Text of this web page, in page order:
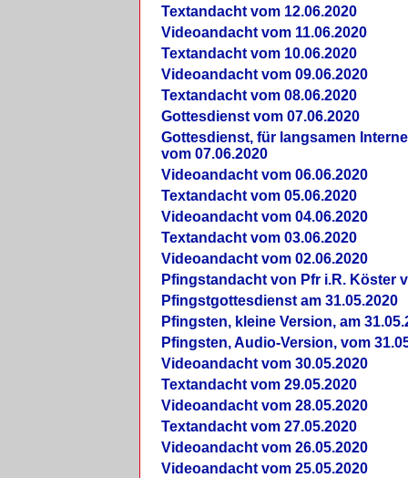
Textandacht vom 12.06.2020
Videoandacht vom 11.06.2020
Textandacht vom 10.06.2020
Videoandacht vom 09.06.2020
Textandacht vom 08.06.2020
Gottesdienst vom 07.06.2020
Gottesdienst, für langsamen
vom 07.06.2020
Videoandacht vom 06.06.2020
Textandacht vom 05.06.2020
Videoandacht vom 04.06.2020
Textandacht vom 03.06.2020
Videoandacht vom 02.06.2020
Pfingstandacht von Pfr i.R. Köster
Pfingstgottesdienst am 31.05.2020
Pfingsten, kleine Version, am
Pfingsten, Audio-Version, vom
Videoandacht vom 30.05.2020
Textandacht vom 29.05.2020
Videoandacht vom 28.05.2020
Textandacht vom 27.05.2020
Videoandacht vom 26.05.2020
Videoandacht vom 25.05.2020